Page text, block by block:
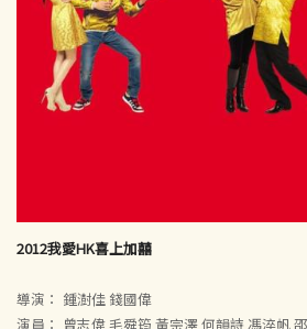
2012我愛HK喜上加囍
導演： 鍾澍佳 錢國偉
演員： 曾志偉 毛舜筠 黃宗澤 何韻詩 馮淬帆